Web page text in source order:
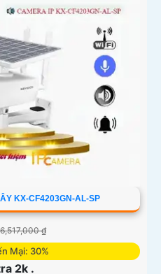
KX-CF4203GN-AL-SP
₫
Mại: 30%
2k .